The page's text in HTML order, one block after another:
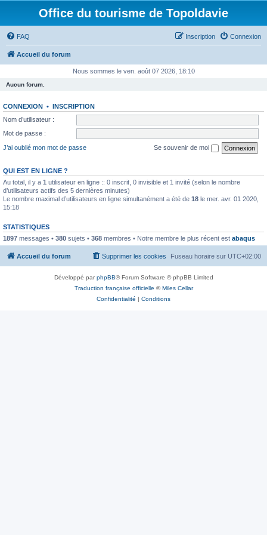
Office du tourisme de Topoldavie
FAQ Connexion
Inscription
Accueil du forum
Nous sommes le ven. août 07 2026, 18:10
Aucun forum.
CONNEXION • INSCRIPTION
Nom d’utilisateur :
Mot de passe :
J’ai oublié mon mot de passe
Se souvenir de moi
QUI EST EN LIGNE ?
Au total, il y a 1 utilisateur en ligne :: 0 inscrit, 0 invisible et 1 invité (selon le nombre
d’utilisateurs actifs des 5 dernières minutes)
Le nombre maximal d’utilisateurs en ligne simultanément a été de 18 le mer. avr. 01 2020,
15:18
STATISTIQUES
1897 messages • 380 sujets • 368 membres • Notre membre le plus récent est abaqus
Accueil du forum Fuseau horaire sur UTC+02:00
Supprimer les cookies
Développé parphpBB® Forum Software © phpBB Limited
Traduction française officielle ©Miles Cellar
Confidentialité | Conditions